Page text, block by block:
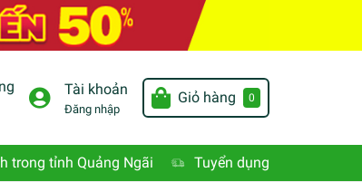
Tài khoản
Đăng nhập
Giỏ hàng 0
trong tỉnh Quảng Ngãi Tuyển dụng